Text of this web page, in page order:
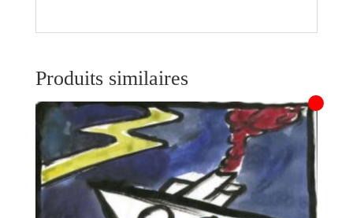
Produits similaires